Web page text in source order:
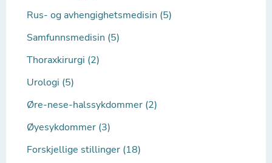
Rus- og avhengighetsmedisin (5)
Samfunnsmedisin (5)
Thoraxkirurgi (2)
Urologi (5)
Øre-nese-halssykdommer (2)
Øyesykdommer (3)
Forskjellige stillinger (18)